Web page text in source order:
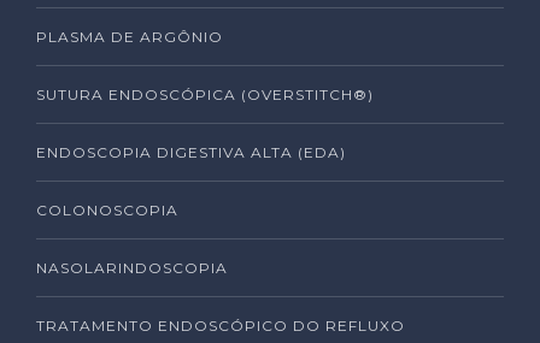
PLASMA DE ARGÔNIO
SUTURA ENDOSCÓPICA (OVERSTITCH®)
ENDOSCOPIA DIGESTIVA ALTA (EDA)
COLONOSCOPIA
NASOLARINDOSCOPIA
TRATAMENTO ENDOSCÓPICO DO REFLUXO